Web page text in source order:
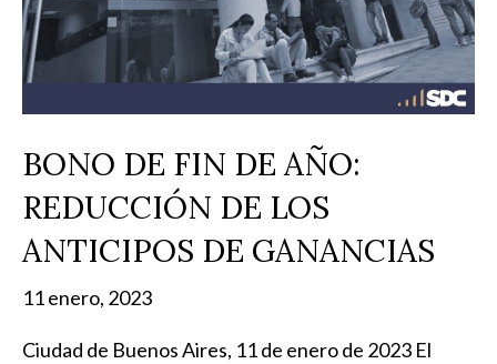
BONO DE FIN DE AÑO:
REDUCCIÓN DE LOS
ANTICIPOS DE GANANCIAS
11 enero, 2023
Ciudad de Buenos Aires, 11 de enero de 2023 El